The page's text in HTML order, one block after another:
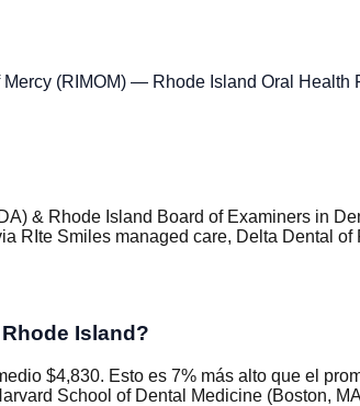
(RIMOM) — Rhode Island Oral Health
& Rhode Island Board of Examiners in
RIte Smiles managed care, Delta Dental of
Island?
$4,830. Esto es 7% más alto que el
School of Dental Medicine (Boston,